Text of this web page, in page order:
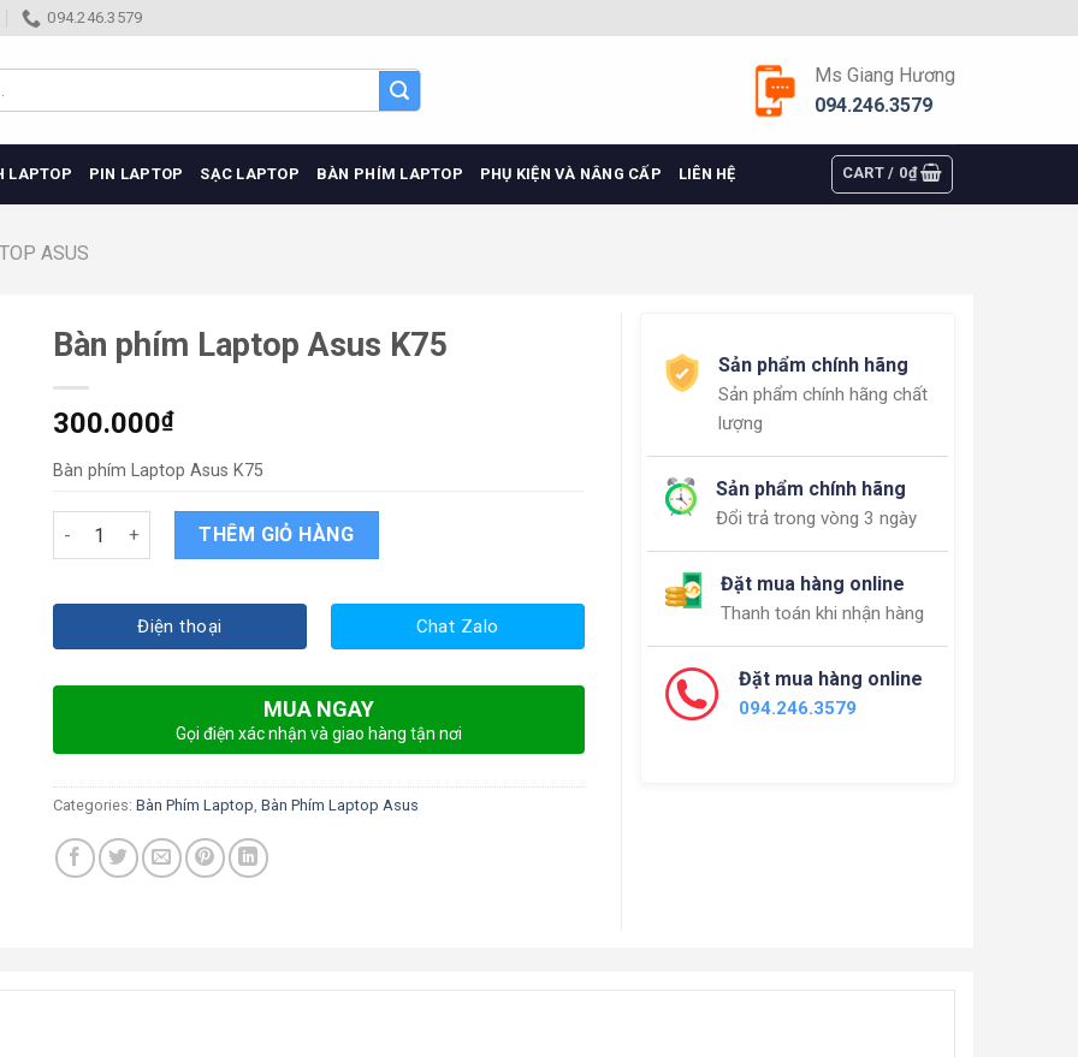
094.246.3579
Ms Giang Hương
094.246.3579
LAPTOP PIN LAPTOP SẠC LAPTOP BÀN PHÍM LAPTOP PHỤ KIỆN VÀ NÂNG CẤP LIÊN HỆ CART / 0₫
ASUS
Bàn phím Laptop Asus K75
300.000₫
Bàn phím Laptop Asus K75
Bàn phím Laptop Asus K75 quantity
THÊM GIỎ HÀNG
Điện thoại Chat Zalo
MUA NGAY
Gọi điện xác nhận và giao hàng tận nơi
Categories: Bàn Phím Laptop Bàn Phím Laptop Asus
Sản phẩm chính hãng
Sản phẩm chính hãng chất
lượng
Sản phẩm chính hãng
Đổi trả trong vòng 3 ngày
Đặt mua hàng online
Thanh toán khi nhận hàng
Đặt mua hàng online
094.246.3579